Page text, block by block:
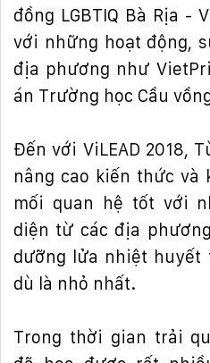
đồng LGBTIQ Bà Rịa - V
với những hoạt động, s
địa phương như
án Trường học Cầu vồ
Đến với ViLEAD 2018,
nâng cao kiến thức và
mối quan hệ tốt với
diện từ các địa phươ
dưỡng lửa nhiệt huyết
dù là nhỏ nhất.
Trong thời gian trải